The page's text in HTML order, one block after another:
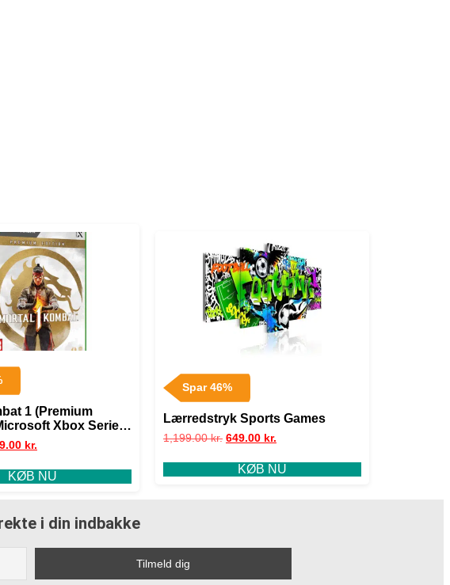
1 (Premium
Xbox Series
kr.
KØB NU
Spar 46%
Lærredstryk Sports Games
1,199.00kr. 649.00 kr.
KØB NU
i din indbakke